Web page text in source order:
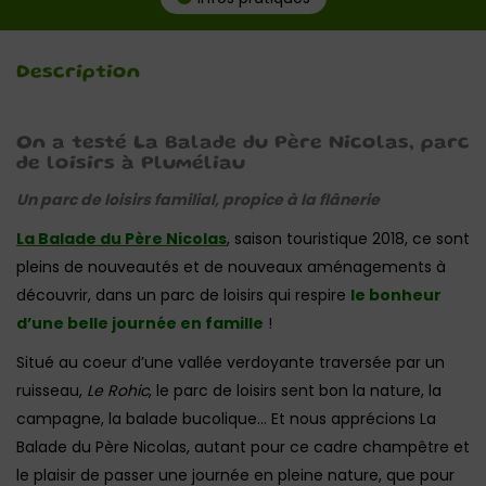
Description
On a testé La Balade du Père Nicolas, parc
de loisirs à Pluméliau
Un parc de loisirs familial, propice à la flânerie
La Balade du Père Nicolas, saison touristique 2018, ce sont
pleins de nouveautés et de nouveaux aménagements à
découvrir, dans un parc de loisirs qui respire le bonheur
d’une belle journée en famille !
Situé au coeur d’une vallée verdoyante traversée par un
ruisseau, Le Rohic, le parc de loisirs sent bon la nature, la
campagne, la balade bucolique… Et nous apprécions La
Balade du Père Nicolas, autant pour ce cadre champêtre et
le plaisir de passer une journée en pleine nature, que pour